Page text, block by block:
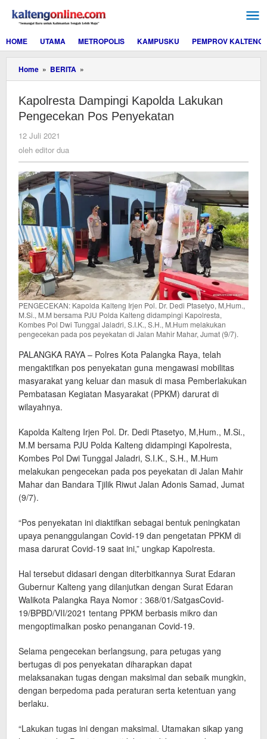
konten
HOME
UTAMA METROPOLIS KAMPUSKU PEMPROV KALTENG
Home » BERITA »
Dampingi
Lakukan
Pengecekan
Pos
Kapolresta Dampingi Kapolda Lakukan
Pengecekan Pos Penyekatan
12 Juli 2021
dua
oleh editor dua
PENGECEKAN: Kapolda Kalteng Irjen Pol. Dr. Dedi Ptasetyo, M,Hum.,
M.Si., M.M bersama PJU Polda Kalteng didampingi Kapolresta,
Kombes Pol Dwi Tunggal Jaladri, S.I.K., S.H., M.Hum melakukan
pengecekan pada pos peyekatan di Jalan Mahir Mahar, Jumat (9/7).
PALANGKA RAYA – Polres Kota Palangka Raya, telah
mengaktifkan pos penyekatan guna mengawasi mobilitas
masyarakat yang keluar dan masuk di masa Pemberlakukan
Pembatasan Kegiatan Masyarakat (PPKM) darurat di
wilayahnya.
Kapolda Kalteng Irjen Pol. Dr. Dedi Ptasetyo, M,Hum., M.Si.,
M.M bersama PJU Polda Kalteng didampingi Kapolresta,
Kombes Pol Dwi Tunggal Jaladri, S.I.K., S.H., M.Hum
melakukan pengecekan pada pos peyekatan di Jalan Mahir
Mahar dan Bandara Tjilik Riwut Jalan Adonis Samad, Jumat
(9/7).
“Pos penyekatan ini diaktifkan sebagai bentuk peningkatan
upaya penanggulangan Covid-19 dan pengetatan PPKM di
masa darurat Covid-19 saat ini,” ungkap Kapolresta.
Hal tersebut didasari dengan diterbitkannya Surat Edaran
Gubernur Kalteng yang dilanjutkan dengan Surat Edaran
Walikota Palangka Raya Nomor : 368/01/SatgasCovid-
19/BPBD/VII/2021 tentang PPKM berbasis mikro dan
mengoptimalkan posko penanganan Covid-19.
Selama pengecekan berlangsung, para petugas yang
bertugas di pos penyekatan diharapkan dapat
melaksanakan tugas dengan maksimal dan sebaik mungkin,
dengan berpedoma pada peraturan serta ketentuan yang
berlaku.
“Lakukan tugas ini dengan maksimal. Utamakan sikap yang